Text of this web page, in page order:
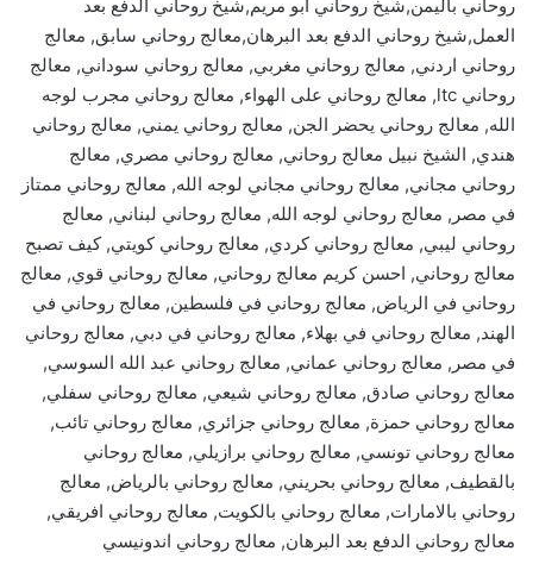
روحاني باليمن,شيخ روحاني ابو مريم,شيخ روحاني الدفع بعد
العمل,شيخ روحاني الدفع بعد البرهان,معالج روحاني سابق, معالج
روحاني اردني, معالج روحاني مغربي, معالج روحاني سوداني, معالج
روحاني ltc, معالج روحاني على الهواء, معالج روحاني مجرب لوجه
الله, معالج روحاني يحضر الجن, معالج روحاني يمني, معالج روحاني
هندي, الشيخ نبيل معالج روحاني, معالج روحاني مصري, معالج
روحاني مجاني, معالج روحاني مجاني لوجه الله, معالج روحاني ممتاز
في مصر, معالج روحاني لوجه الله, معالج روحاني لبناني, معالج
روحاني ليبي, معالج روحاني كردي, معالج روحاني كويتي, كيف تصبح
معالج روحاني, احسن كريم معالج روحاني, معالج روحاني قوي, معالج
روحاني في الرياض, معالج روحاني في فلسطين, معالج روحاني في
الهند, معالج روحاني في بهلاء, معالج روحاني في دبي, معالج روحاني
في مصر, معالج روحاني عماني, معالج روحاني عبد الله السوسي,
معالج روحاني صادق, معالج روحاني شيعي, معالج روحاني سفلي,
معالج روحاني حمزة, معالج روحاني جزائري, معالج روحاني تائب,
معالج روحاني تونسي, معالج روحاني برازيلي, معالج روحاني
بالقطيف, معالج روحاني بحريني, معالج روحاني بالرياض, معالج
روحاني بالامارات, معالج روحاني بالكويت, معالج روحاني افريقي,
معالج روحاني الدفع بعد البرهان, معالج روحاني اندونيسي